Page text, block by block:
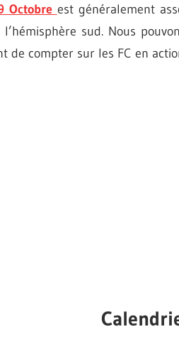
Octobre est généralement
sud. Nous
de compter sur les FC en